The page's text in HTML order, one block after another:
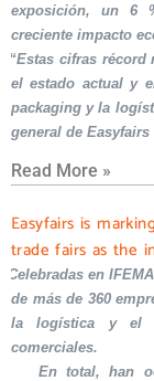
exposición, un 6
creciente impacto
“Estas cifras
el estado actual y
packaging y la
general de Easyfairs
Read More »
Easyfairs is
trade fairs as the
Celebradas en
de más de 360
la logística y el
comerciales.
En total, han